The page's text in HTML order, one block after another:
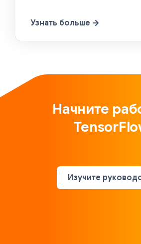
Узнать больше
Начните
Изучите